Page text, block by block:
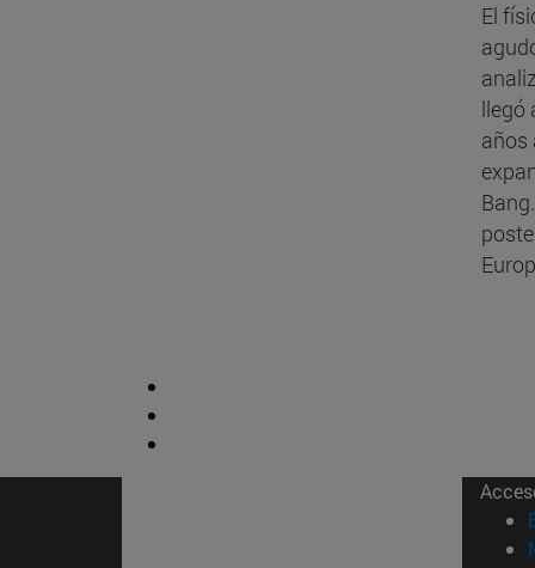
El
llegó
años